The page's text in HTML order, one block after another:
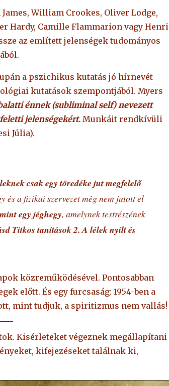
William Crookes, Oliver Lodge,
Hardy, Camille Flammarion vagy Henri
az említett jelenségek tudományos
a pszichikus kutatás jó hírnevét
kutatások szempontjából. Myers
énnek (subliminal self) nevezett
jelenségekért. Munkáit rendkívüli
Júlia).
csak egy töredéke jut megfelelő
és a fizikai szervezet még nem jutott el
egy jéghegy, amelynek testrészének
Titkos tanítások 2. A lélek nyílt és
közreműködésével. Pontosabban
előtt. És egy furcsaság: 1954-ben a
mint tudjuk, a spiritizmus nem vallás!
Kisérleteket végeznek megállapítani
kifejezéseket találnak ki,